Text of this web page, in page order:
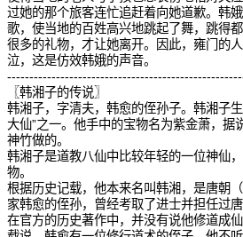
过她的那个旅客连忙追赶着向她道歉。韩
歌，使当地的百姓高兴地跳起了舞，跳得
很多的礼物，才让她离开。因此，雍门的
泣，这是仿效韩娥的声音。
〖韩湘子的传说〗
韩湘子，字清夫，韩愈的侄孙子。韩湘子
大仙”之一。他手中的宝物名为紫金萧，据
神竹做的。
韩湘子是道教八仙中比较年轻的一位神仙
物。
根据历史记载，他本来名叫韩湘，是唐朝
家韩愈的侄孙，曾经考取了进士并担任过
在官方的历史著作中，并没有说他修道成